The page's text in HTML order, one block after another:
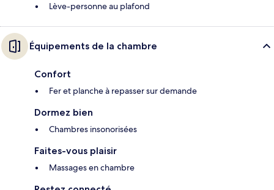
Lève-personne au plafond
Équipements de la chambre
Confort
Fer et planche à repasser sur demande
Dormez bien
Chambres insonorisées
Faites-vous plaisir
Massages en chambre